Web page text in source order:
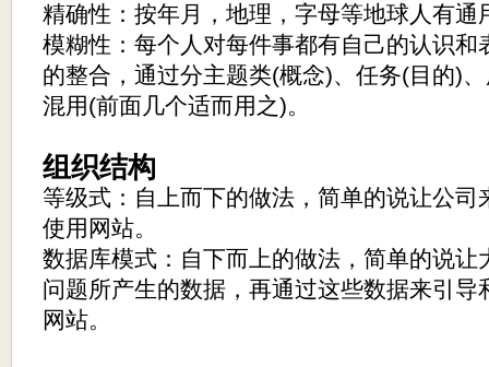
精确性：按年月，地理，字母等地球人有通
模糊性：每个人对每件事都有自己的认识和
的整合，通过分主题类(概念)、任务(目的)
混用(前面几个适而用之)。
组织结构
等级式：自上而下的做法，简单的说让公司
使用网站。
数据库模式：自下而上的做法，简单的说让
问题所产生的数据，再通过这些数据来引导
网站。